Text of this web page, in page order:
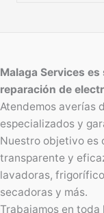
Malaga Services
reparación de
Atendemos averías
especializados y
Nuestro objetivo es
transparente y
lavadoras,
secadoras y más.
Trabajamos en